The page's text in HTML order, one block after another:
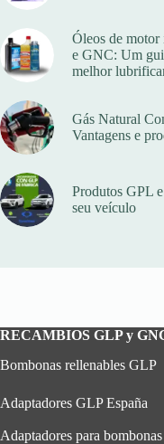
Óleos de motor
e GNC: Um
melhor
Gás Natural
Vantagens e
Produtos GPL
seu veículo
RECAMBIOS GLP y
Bombonas rellenables GLP
Adaptadores GLP España
Adaptadores para bombonas